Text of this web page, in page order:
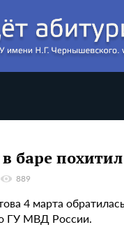
баре
889
4 марта
ГУ МВД России.